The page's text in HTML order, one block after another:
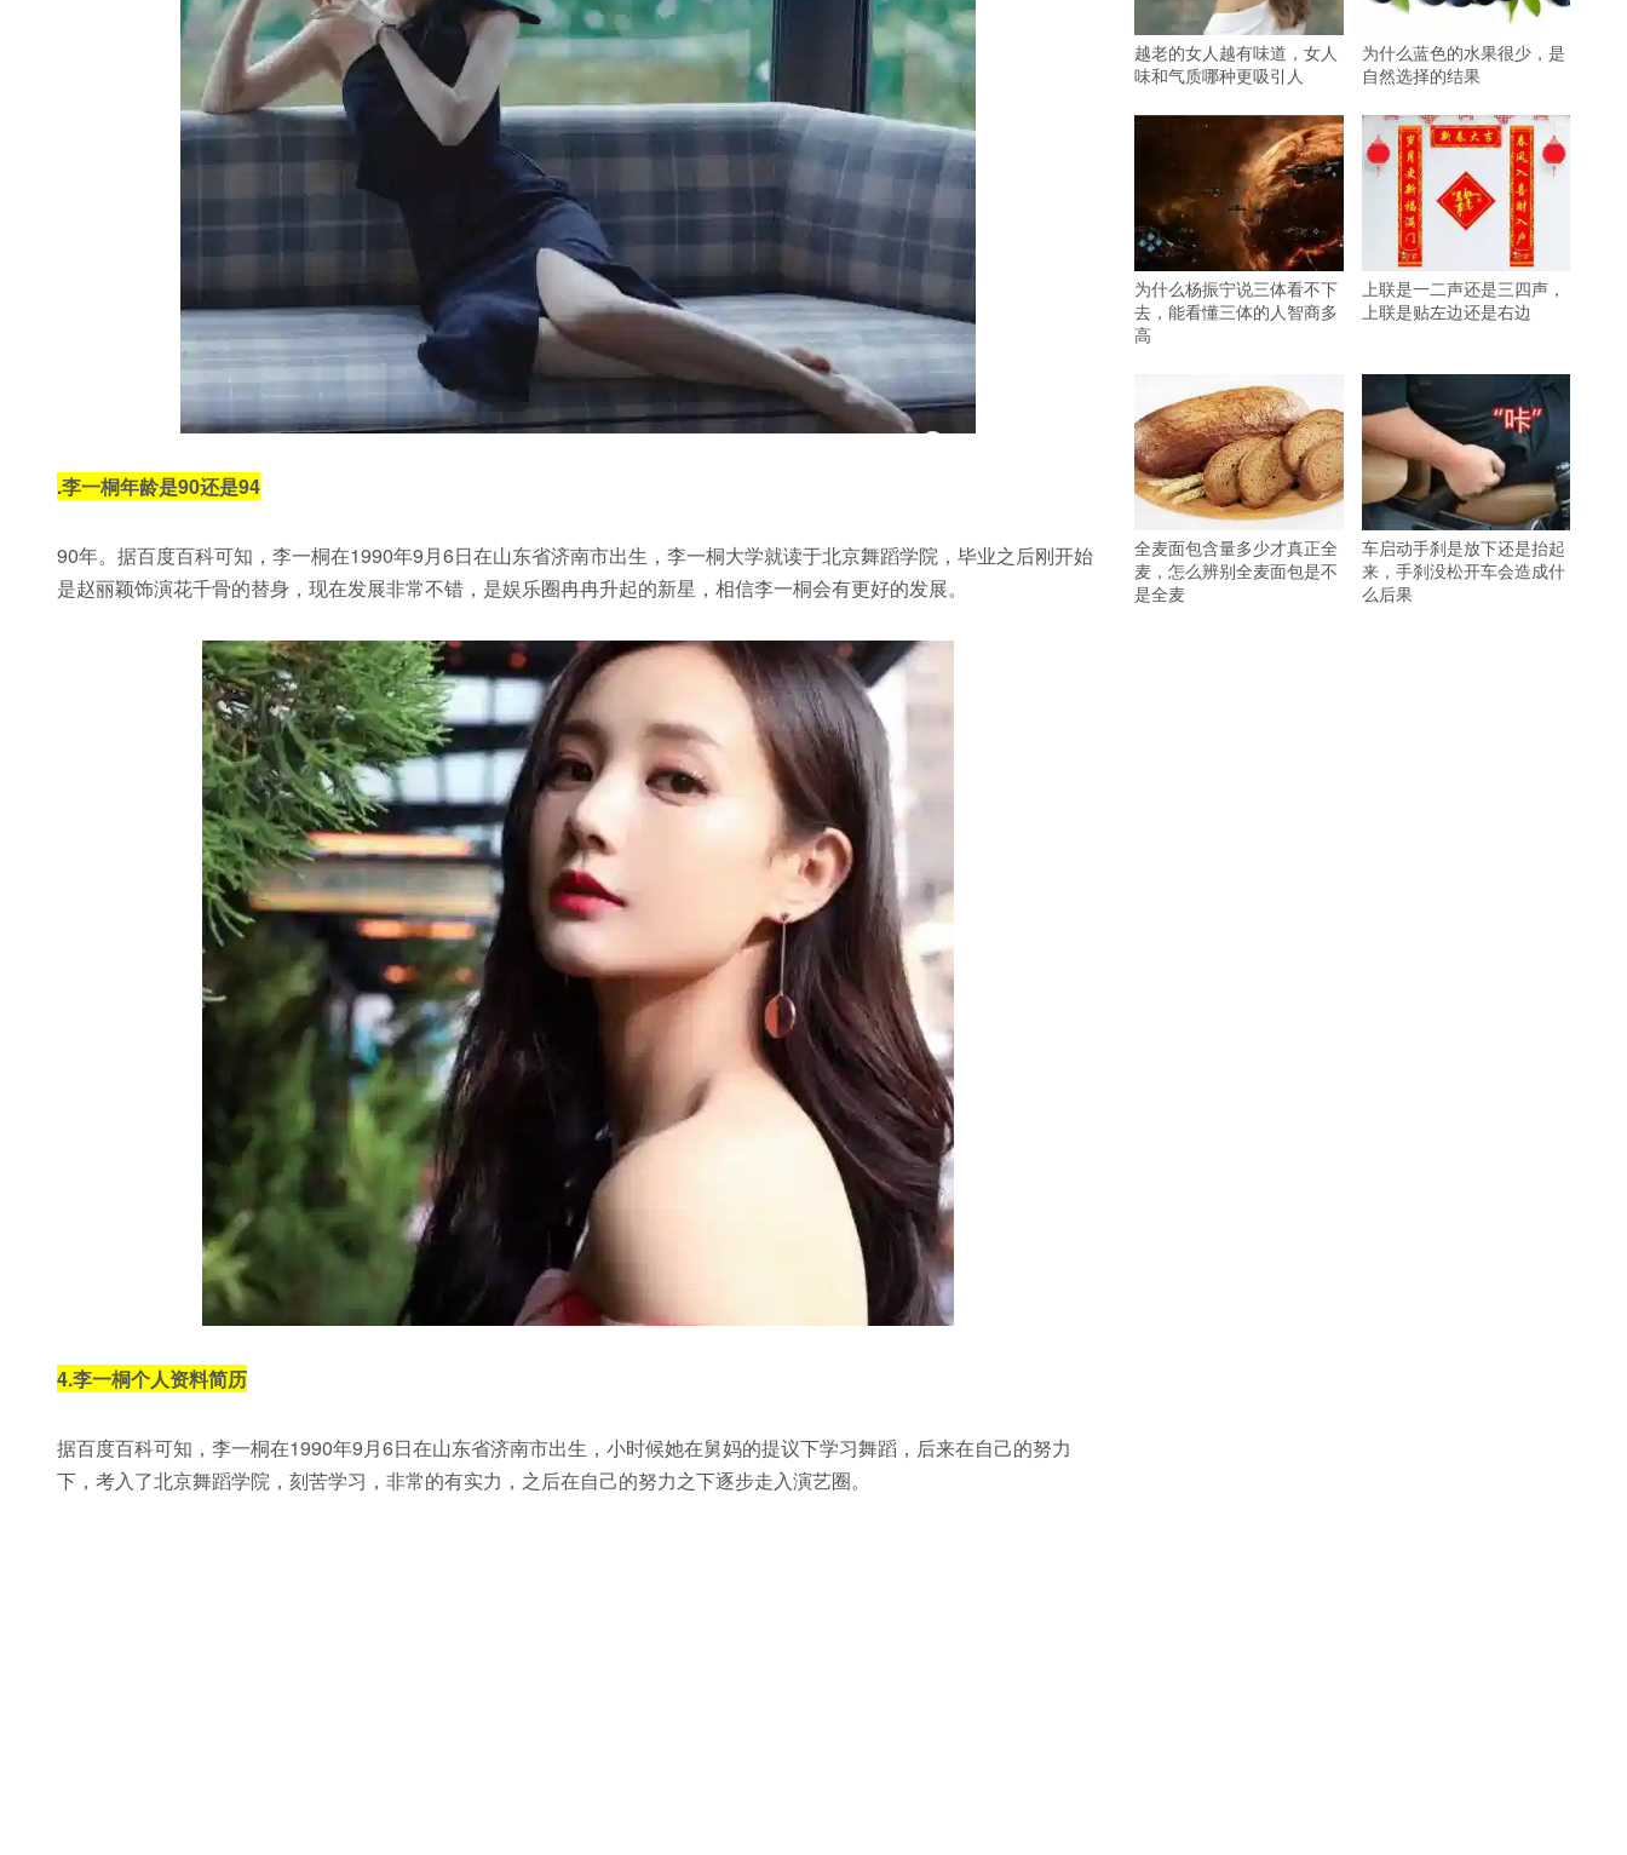
.李一桐年龄是90还是94
90年。据百度百科可知，李一桐在1990年9月6日在山东省济南市出生，李一桐大学就读于北京舞蹈学院，毕业之后刚开始
是赵丽颖饰演花千骨的替身，现在发展非常不错，是娱乐圈冉冉升起的新星，相信李一桐会有更好的发展。
4.李一桐个人资料简历
据百度百科可知，李一桐在1990年9月6日在山东省济南市出生，小时候她在舅妈的提议下学习舞蹈，后来在自己的努力
下，考入了北京舞蹈学院，刻苦学习，非常的有实力，之后在自己的努力之下逐步走入演艺圈。
越老的女人越有味道，女人
味和气质哪种更吸引人
为什么蓝色的水果很少，是
自然选择的结果
为什么杨振宁说三体看不下
去，能看懂三体的人智商多
高
上联是一二声还是三四声，
上联是贴左边还是右边
全麦面包含量多少才真正全
麦，怎么辨别全麦面包是不
是全麦
车启动手刹是放下还是抬起
来，手刹没松开车会造成什
么后果